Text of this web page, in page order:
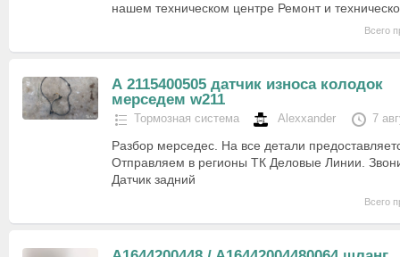
нашем техническом центре Ремонт и
Всего
А 2115400505 датчик износа колодок
мерседем w211
Тормозная система Alexxander 7
Разбор мерседес. На все детали
Отправляем в регионы ТК Деловые Линии.
Датчик задний
Всего